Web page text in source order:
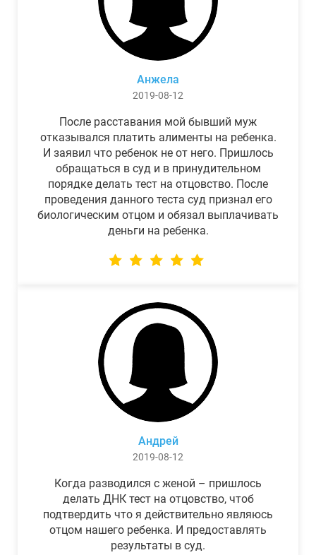
Анжела
2019-08-12
После расставания мой бывший муж
отказывался платить алименты на ребенка.
И заявил что ребенок не от него. Пришлось
обращаться в суд и в принудительном
порядке делать тест на отцовство. После
проведения данного теста суд признал его
биологическим отцом и обязал выплачивать
деньги на ребенка.
Андрей
2019-08-12
Когда разводился с женой – пришлось
делать ДНК тест на отцовство, чтоб
подтвердить что я действительно являюсь
отцом нашего ребенка. И предоставлять
результаты в суд.